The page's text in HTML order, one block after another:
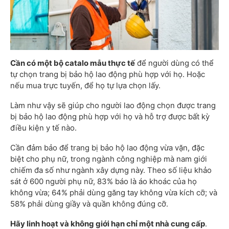
Cần có một bộ catalo mẫu thực tếđể người dùng có thể
tự chọn trang bị bảo hộ lao động phù hợp với họ. Hoặc
nếu mua trực tuyến, để họ tự lựa chọn lấy.
Làm như vậy sẽ giúp cho người lao động chọn được trang
bị bảo hộ lao động phù hợp với họ và hỗ trợ được bất kỳ
điều kiện y tế nào.
Cần đảm bảo để trang bị bảo hộ lao động vừa vặn, đặc
biệt cho phụ nữ, trong ngành công nghiệp mà nam giới
chiếm đa số như ngành xây dựng này. Theo số liệu khảo
sát ở 600 người phụ nữ, 83% báo là áo khoác của họ
không vừa; 64% phải dùng găng tay không vừa kích cỡ; và
58% phải dùng giầy và quần không đúng cỡ.
Hãy linh hoạt và không giới hạn chỉ một nhà cung cấp.